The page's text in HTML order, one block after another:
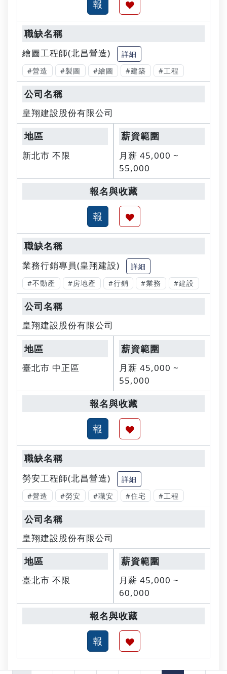
繪圖工程師(北昌營造)
詳細
#營造
#製圖 #繪圖 #建築 #工程
皇翔建設股份有限公司
新北市 不限
月薪 45,000 ~
55,000
業務行銷專員(皇翔建設)
詳細
#不動產
#房地產 #行銷 #業務 #建設
皇翔建設股份有限公司
臺北市 中正區
月薪 45,000 ~
55,000
勞安工程師(北昌營造)
詳細
#營造
#勞安 #職安 #住宅 #工程
皇翔建設股份有限公司
臺北市 不限
月薪 45,000 ~
60,000